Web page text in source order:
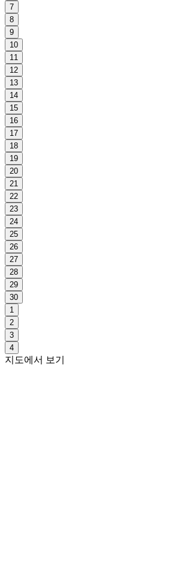
7
8
9
10
11
12
13
14
15
16
17
18
19
20
21
22
23
24
25
26
27
28
29
30
1
2
3
4
지도에서 보기